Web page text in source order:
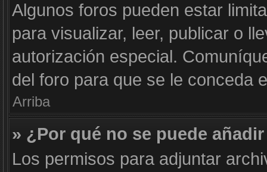
Algunos foros pueden estar
para visualizar, leer, publicar o
autorización especial.
del foro para que se le conceda
Arriba
» ¿Por qué no se puede
Los permisos para adjuntar